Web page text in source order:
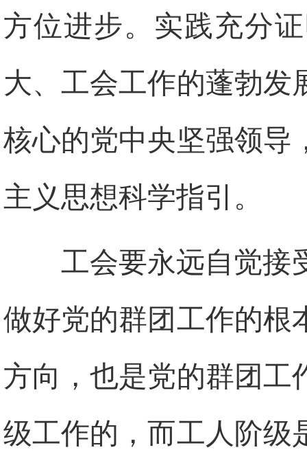
方位进步。实践充分
大、工会工作的蓬勃发
核心的党中央坚强领导
主义思想科学指引。
工会要永远自觉接
做好党的群团工作的根
方向，也是党的群团工
级工作的，而工人阶级